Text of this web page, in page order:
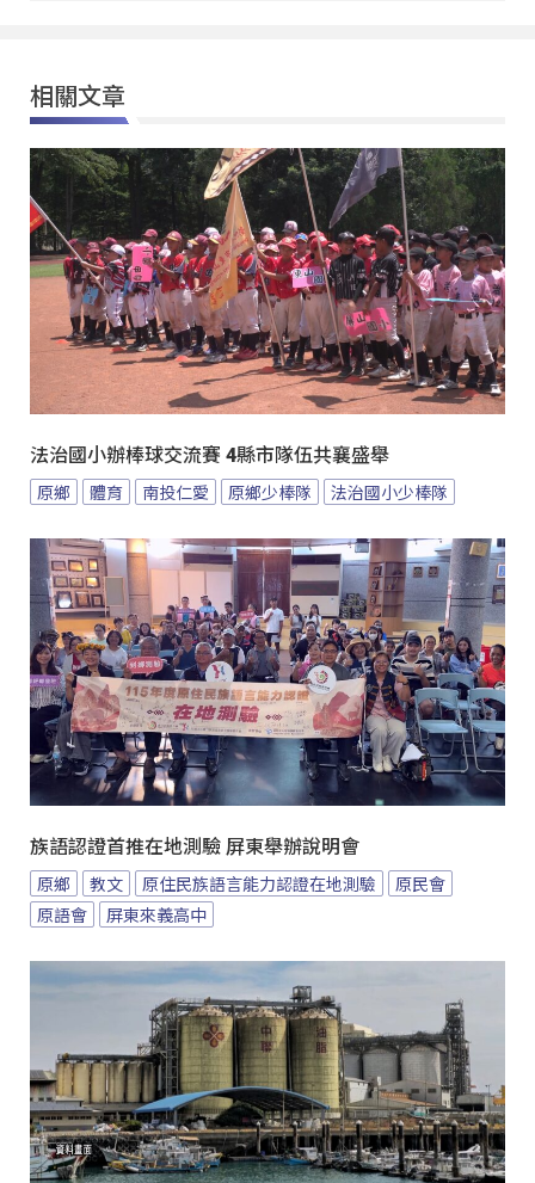
相關文章
法治國小辦棒球交流賽 4縣市隊伍共襄盛舉
原鄉 體育 南投仁愛 原鄉少棒隊 法治國小少棒隊
族語認證首推在地測驗 屏東舉辦說明會
原鄉 教文 原住民族語言能力認證在地測驗
原民會
原語會
屏東來義高中